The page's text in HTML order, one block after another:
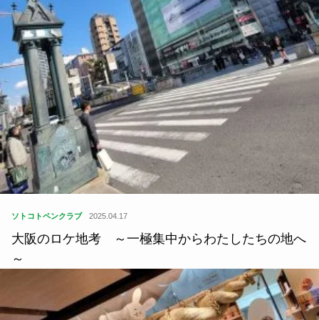
ソトコトペンクラブ 2025.04.17
大阪のロケ地考 ～一極集中からわたしたちの地へ
～